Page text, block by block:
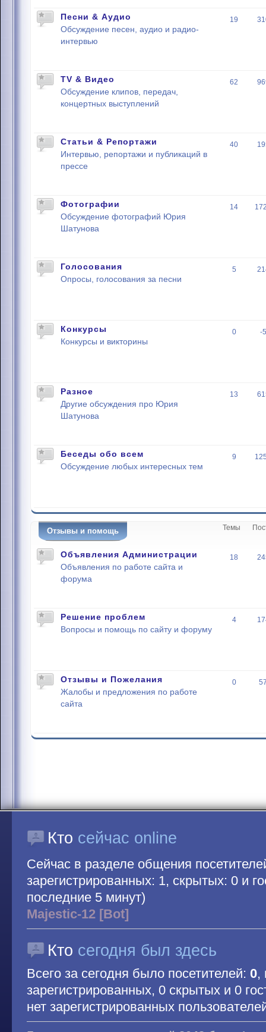
Песни & Аудио
Обсуждение песен, аудио и радио-
интервью
19
TV & Видео
Обсуждение клипов, передач,
концертных выступлений
62
Статьи & Репортажи
Интервью, репортажи и публикаций в
прессе
40
Фотографии
Обсуждение фотографий Юрия
Шатунова
14
Голосования
Опросы, голосования за песни
5
Конкурсы
Конкурсы и викторины
0 -
Разное
Другие обсуждения про Юрия
Шатунова
13
Беседы обо всем
Обсуждение любых интересных тем
9
Отзывы и помощь Темы
Объявления Администрации
Объявления по работе сайта и
форума
18
Решение проблем
Вопросы и помощь по сайту и форуму
4
Отзывы и Пожелания
Жалобы и предложения по работе
сайта
0
Кто сейчас online
Сейчас в разделе общения
зарегистрированных: 1, скрытых: 0 и
последние 5 минут)
Majestic-12 [Bot]
Кто сегодня был здесь
Всего за сегодня было посетителей: 0,
зарегистрированных, 0 скрытых и 0
нет зарегистрированных